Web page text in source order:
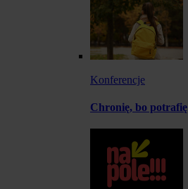
Konferencje
Chronię, bo potrafię